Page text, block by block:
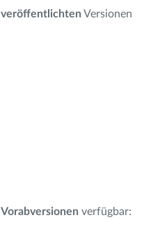
veröffentlichten Versionen
Vorabversionen verfügbar: